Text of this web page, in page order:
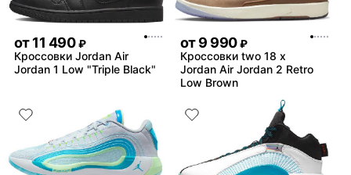
от11 490 ₽
Кроссовки Jordan Air
Jordan 1 Low "Triple Black"
от9 990 ₽
Кроссовки two 18 x
Jordan Air Jordan 2 Retro
Low Brown